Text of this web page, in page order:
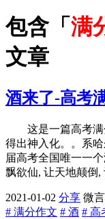
包含「 满
文章
酒来了-高考
这是一篇高考
得出神入化。。系
届高考全国唯一一
飘欲仙, 让天地颠倒,
2021-01-02 分享 微
# 满分作文 # 酒 # 高